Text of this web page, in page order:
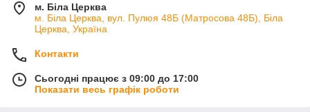
м. Біла Церква
м. Біла Церква, вул. Пулюя 48Б (Матросова 48Б), Біла
Церква, Україна
Контакти
Сьогодні працює з 09:00 до 17:00
Показати весь графік роботи